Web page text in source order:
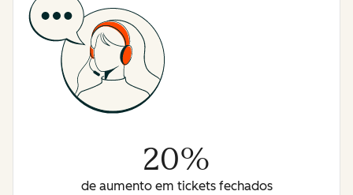
20%
de aumento em tickets fechados